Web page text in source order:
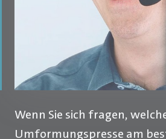
Wenn Sie sich fragen,
Umformungspresse am